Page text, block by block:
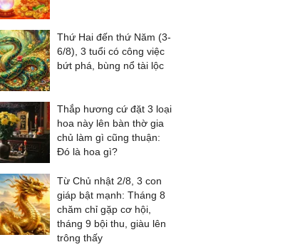
Thứ Hai đến thứ Năm (3-
6/8), 3 tuổi có công việc
bứt phá, bùng nổ tài lộc
Thắp hương cứ đặt 3 loại
hoa này lên bàn thờ gia
chủ làm gì cũng thuận:
Đó là hoa gì?
Từ Chủ nhật 2/8, 3 con
giáp bật mạnh: Tháng 8
chăm chỉ gặp cơ hội,
tháng 9 bội thu, giàu lên
trông thấy